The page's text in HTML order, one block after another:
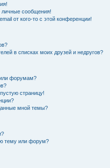
личные сообщения!
от кого-то с этой конференции!
в списках моих друзей и недругов?
форумам?
страницу!
мной темы?
тему или форум?